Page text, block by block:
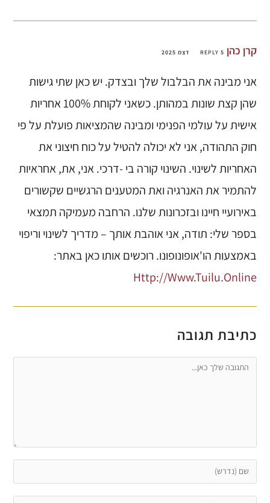
קרן כהן REPLY 5 דצמ 2025
אני מבינה את הבלבול שלך ובצדק. יש כאן שתי גישות
שהן קצת שונות במהותן. כשאני לקוחת 100% אחריות
אישית על עולמי הפנימי ומבינה שהמציאות פועלת על פי
חוק התהודה, אני לא יכולה להטיל על כוח חיצוני את
האחריות לשינוי. השינוי קורה בי -דרכי. אני, את, אחראיות
להתמיר את האנרגיה ואת המטענים הרגשיים שקשורים
באירועיי חיינו ובזכרונות שלנו. הרחבה מעמיקה תמצאי
בספר שלי: תודה, אני אוהבת אותך – מדריך לשינוי וריפוי
באמצעות הו'אופונופונו. רוכשים אותו כאן באתר:
Http://www.tuilu.online
כתיבת תגובה